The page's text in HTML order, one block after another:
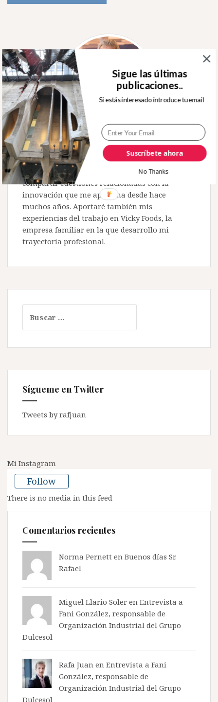
Sobre mí
Bienvenido a este espacio en el que intentaré
compartir cuestiones relacionadas con la
innovación que me apasiona desde hace
muchos años. Aportaré también mis
experiencias del trabajo en Vicky Foods, la
empresa familiar en la que desarrollo mi
trayectoria profesional.
Sígueme en Twitter
Tweets by rafjuan
Mi Instagram
Follow
There is no media in this feed
Comentarios recientes
Norma Pernett en Buenos días Sr.
Rafael
Miguel Llario Soler en Entrevista a
Fani González, responsable de
Organización Industrial del Grupo
Dulcesol
Rafa Juan en Entrevista a Fani
González, responsable de
Organización Industrial del Grupo
Dulcesol
Suscríbete ahora
Sigue las últimas
publicaciones..
Si estás interesado introduce tu email
No Thanks